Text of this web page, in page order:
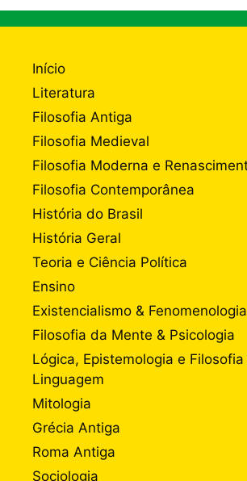
Início
Literatura
Filosofia Antiga
Filosofia Medieval
Filosofia Moderna e
Filosofia Contemporânea
História do Brasil
História Geral
Teoria e Ciência Política
Ensino
Existencialismo & Fenomenologia
Filosofia da Mente & Psicologia
Lógica, Epistemologia e Filosofia
Linguagem
Mitologia
Grécia Antiga
Roma Antiga
Sociologia